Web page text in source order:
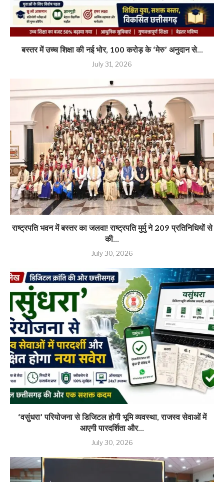
बस्तर में उच्च शिक्षा की नई भोर, 100 करोड़ के ‘मेरु’ अनुदान से...
July 31, 2026
राष्ट्रपति भवन में बस्तर का जलवा! राष्ट्रपति मुर्मु ने 209 प्रतिनिधियों से
की...
July 30, 2026
‘वसुंधरा’ परियोजना से डिजिटल होगी भूमि व्यवस्था, राजस्व सेवाओं में
आएगी पारदर्शिता और...
July 30, 2026